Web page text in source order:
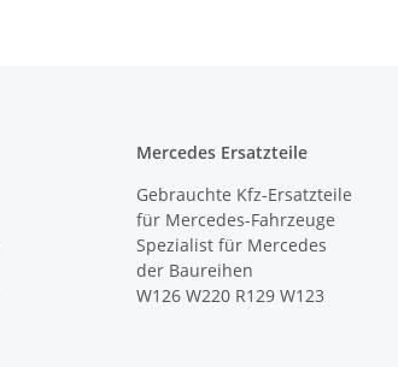
Mercedes Ersatzteile
Gebrauchte Kfz-Ersatzteile
für Mercedes-Fahrzeuge
Spezialist für Mercedes
der Baureihen
W126 W220 R129 W123